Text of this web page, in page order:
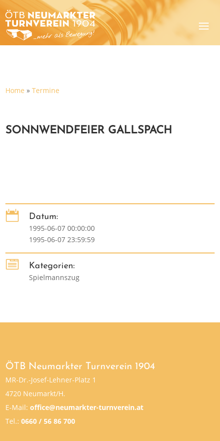
Home »Termine
SONNWENDFEIER GALLSPACH

Datum:
1995-06-07 00:00:00
1995-06-07 23:59:59

Kategorien:
Spielmannszug
ÖTB Neumarkter Turnverein 1904
MR-Dr.-Josef-Lehner-Platz 1
4720 Neumarkt/H.
E-Mail:office@neumarkter-turnverein.at
Tel.:0660 / 56 86 700